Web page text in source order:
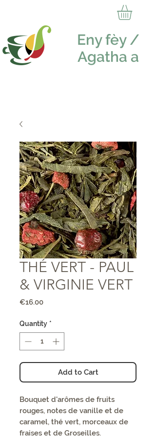
Eny fèy /
Agatha a
THÉ VERT - PAUL
& VIRGINIE VERT
€16.00Price
Quantity *
Add to Cart
Bouquet d'arômes de fruits
rouges, notes de vanille et de
caramel, thé vert, morceaux de
fraises et de Groseilles.